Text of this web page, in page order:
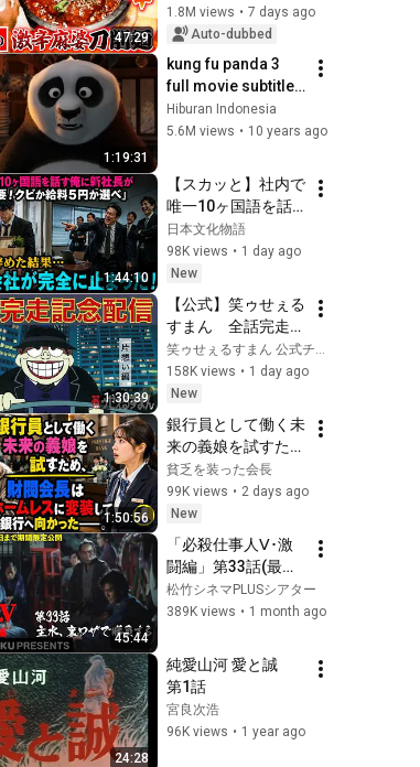
47:29
Japan's Spiciest
Mapo Tofu Knife-
Cut Noodles!
1.8M views • 7 days ago
Auto-dubbed
1:19:31
kung fu panda 3
full movie subtitle
indonesia HD
Hiburan Indonesia
5.6M views • 10 years ago
1:44:10
【スカッと】社内で
唯一10ヶ国語を話
す俺に新社長が「高
卒は不要！クビか給
料５円か選べ」と言
ってきた。そのまま
辞めた結果
日本文化物語
98K views • 1 day ago
New
1:30:39
【公式】笑ゥせぇる
すまん　全話完走配
信記念！危険な恋が
お好きなあなた
へ。　その恋の結
末、見えています
か？-片想い編-【笑
ゥせぇるすまん 公
式チャンネル ﾃﾞｼﾞﾀ
笑ゥせぇるすまん 公式チャンネル【ﾃﾞｼﾞﾀﾙﾘﾏｽﾀｰ版】
158K views • 1 day ago
New
1:50:56
銀行員として働く未
来の義娘を試すた
め、億万長者の財閥
会長はホームレスの
ような格好に身をや
つし、銀行へ向かっ
た――。
貧乏を装った会長
99K views • 2 days ago
New
45:44
「必殺仕事人Ⅴ･激
闘編」第33話(最終
話):主水、裏ワザで
勝負する
PRESENTS／公式】
※6/27～期間限定※
松竹シネマPLUSシアター
389K views • 1 month ago
24:28
純愛山河 愛と誠
第1話
宮良次浩
96K views • 1 year ago